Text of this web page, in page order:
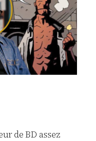
de BD assez